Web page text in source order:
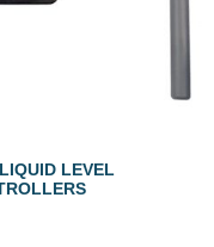
LEVEL